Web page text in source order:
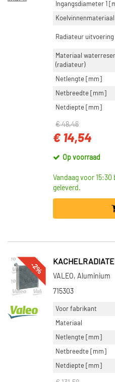
Ingangsdiameter 1
Koelvinnenmateriaal
Radiateur uitvoering
Materiaal
(radiateur)
Netlengte [mm]
Netbreedte [mm]
Netdiepte [mm]
€ 48,46
€ 14,54
Op voorraad
Vandaag voor
geleverd.
-2%
VALEO, Aluminium
715303
Voor fabrikant
Materiaal
Netlengte [mm]
Netbreedte [mm]
Netdiepte [mm]